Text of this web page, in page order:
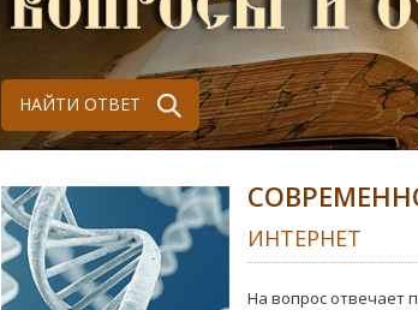
НАЙТИ ОТВЕТ
ИНТЕРНЕТ
На вопрос отвечает